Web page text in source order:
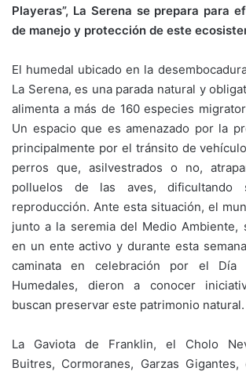
Playeras”, La Serena se prepara para
de manejo y protección de este
El humedal ubicado en la
La Serena, es una parada natural y
alimenta a más de 160 especies
Un espacio que es amenazado por la
principalmente por el tránsito de
perros que, asilvestrados o no,
polluelos de las aves, dificultando
reproducción. Ante esta situación, el
junto a la seremia del Medio Ambiente,
en un ente activo y durante esta
caminata en celebración por el Día
Humedales, dieron a conocer
buscan preservar este patrimonio natural.
La Gaviota de Franklin, el Cholo
Buitres, Cormoranes, Garzas